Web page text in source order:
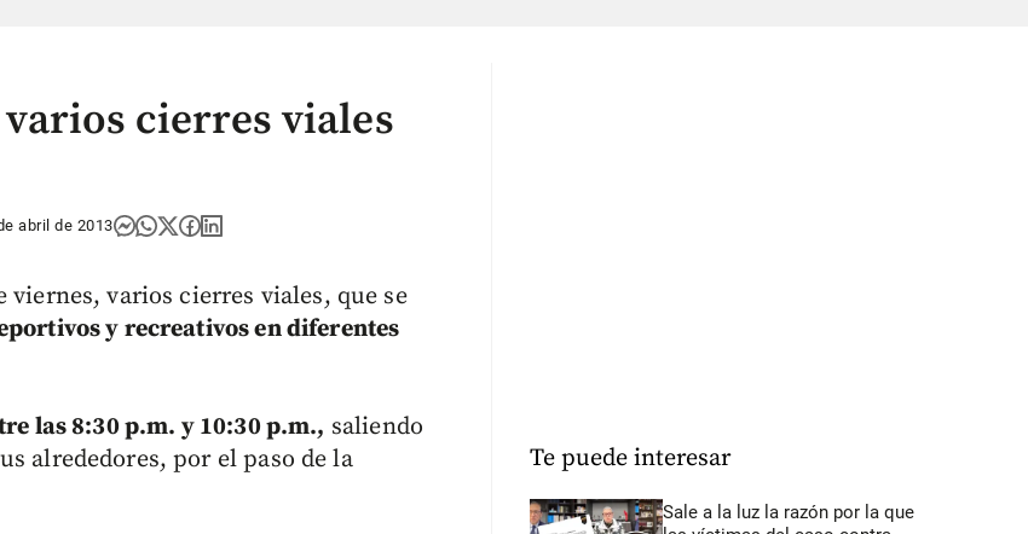
cierres viales
abril de 2013
varios cierres viales, que se
y recreativos en diferentes
las 8:30 p.m. y 10:30 p.m., saliendo
alrededores, por el paso de la
Te puede interesar
Sale a la luz la razón por la que